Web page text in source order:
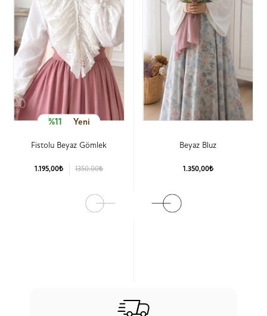
%11 Yeni
Fistolu Beyaz Gömlek
1.195,00₺ 1350.00₺
Beyaz Bluz
1.350,00₺